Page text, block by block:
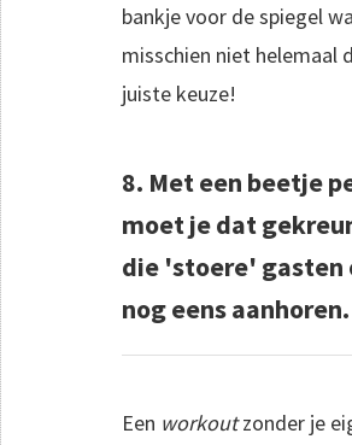
bankje voor de spiegel
misschien niet helemaal
juiste keuze!
8. Met een beetje
moet je dat
die 'stoere' gasten
nog eens aanhoren.
Een workoutzonder je